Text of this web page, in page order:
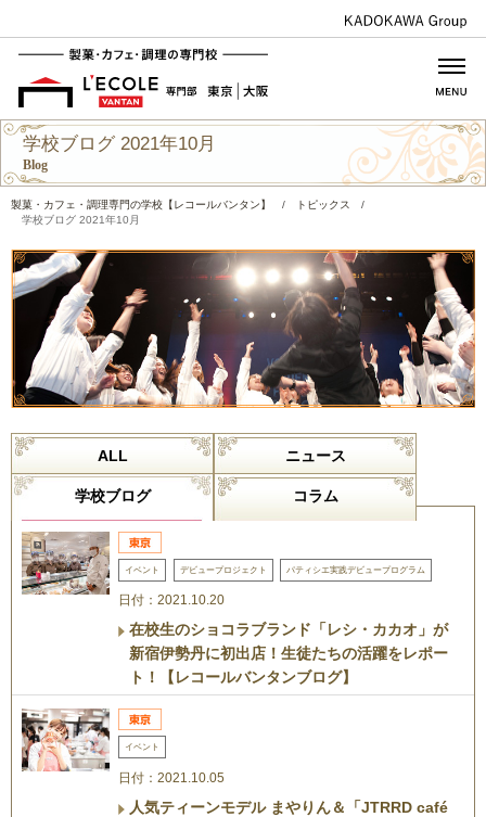
学校ブログ 2021年10月
Blog
製菓・カフェ・調理専門の学校【レコールバンタン】 / トピックス
/
学校ブログ 2021年10月
ALL ニュース
学校ブログ コラム
イベント デビュープロジェクト パティシエ実践デビュープログラム
日付：2021.10.20
在校生のショコラブランド「レシ・カカオ」が
新宿伊勢丹に初出店！生徒たちの活躍をレポー
ト！【レコールバンタンブログ】
イベント
日付：2021.10.05
人気ティーンモデル まやりん＆「JTRRD café